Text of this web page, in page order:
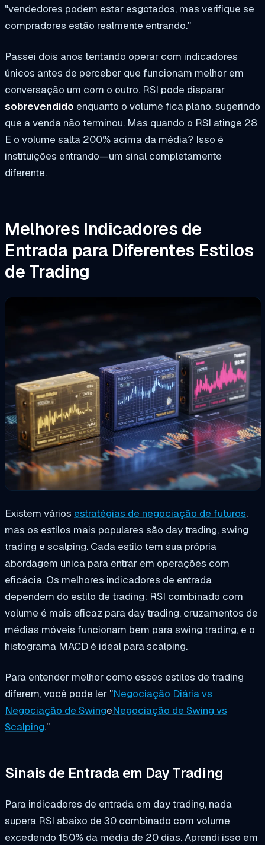
"vendedores podem estar esgotados, mas verifique se
compradores estão realmente entrando."
Passei dois anos tentando operar com indicadores
únicos antes de perceber que funcionam melhor em
conversação um com o outro. RSI pode disparar
sobrevendido enquanto o volume fica plano, sugerindo
que a venda não terminou. Mas quando o RSI atinge 28
E o volume salta 200% acima da média? Isso é
instituições entrando—um sinal completamente
diferente.
Melhores Indicadores de
Entrada para Diferentes Estilos
de Trading
Existem vários estratégias de negociação de futuros,
mas os estilos mais populares são day trading, swing
trading e scalping. Cada estilo tem sua própria
abordagem única para entrar em operações com
eficácia. Os melhores indicadores de entrada
dependem do estilo de trading: RSI combinado com
volume é mais eficaz para day trading, cruzamentos de
médias móveis funcionam bem para swing trading, e o
histograma MACD é ideal para scalping.
Para entender melhor como esses estilos de trading
diferem, você pode ler "Negociação Diária vs
Negociação de SwingeNegociação de Swing vs
Scalping.”
Sinais de Entrada em Day Trading
Para indicadores de entrada em day trading, nada
supera RSI abaixo de 30 combinado com volume
excedendo 150% da média de 20 dias. Aprendi isso em